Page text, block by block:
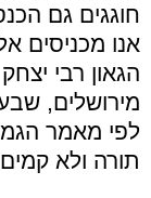
חוגגים גם
אנו מכניסים
הגאון רבי
מירושלים,
לפי מאמר
תורה ולא